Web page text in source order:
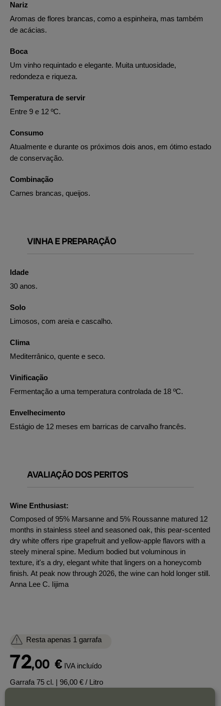
Nariz
Aromas de flores brancas, como a espinheira, mas também
de acácias.
Boca
Um vinho requintado e elegante. Muita untuosidade,
redondeza e riqueza.
Temperatura de servir
Entre 9 e 12 ºC.
Consumo
Atualmente e durante os próximos dois anos, em ótimo estado
de conservação.
Combinação
Carnes brancas, queijos.
VINHA E PREPARAÇÃO
Idade
30 anos.
Solo
Limosos, com areia e cascalho.
Clima
Mediterrânico, quente e seco.
Vinificação
Fermentação a uma temperatura controlada de 18 ºC.
Envelhecimento
Estágio de 12 meses em barricas de carvalho francês.
AVALIAÇÃO DOS PERITOS
Wine Enthusiast:
Composed of 95% Marsanne and 5% Roussanne matured 12
months in stainless steel and seasoned oak, this pear-scented
dry white offers ripe grapefruit and yellow-apple flavors with a
steely mineral spine. Medium bodied but voluminous in
texture, it's a dry, elegant white that lingers on a honeycomb
finish. At peak now through 2026, the wine can hold longer still.
Anna Lee C. Iijima
Resta apenas 1 garrafa
72,00 € IVA incluído
Garrafa 75 cl. | 96,00 € / Litro